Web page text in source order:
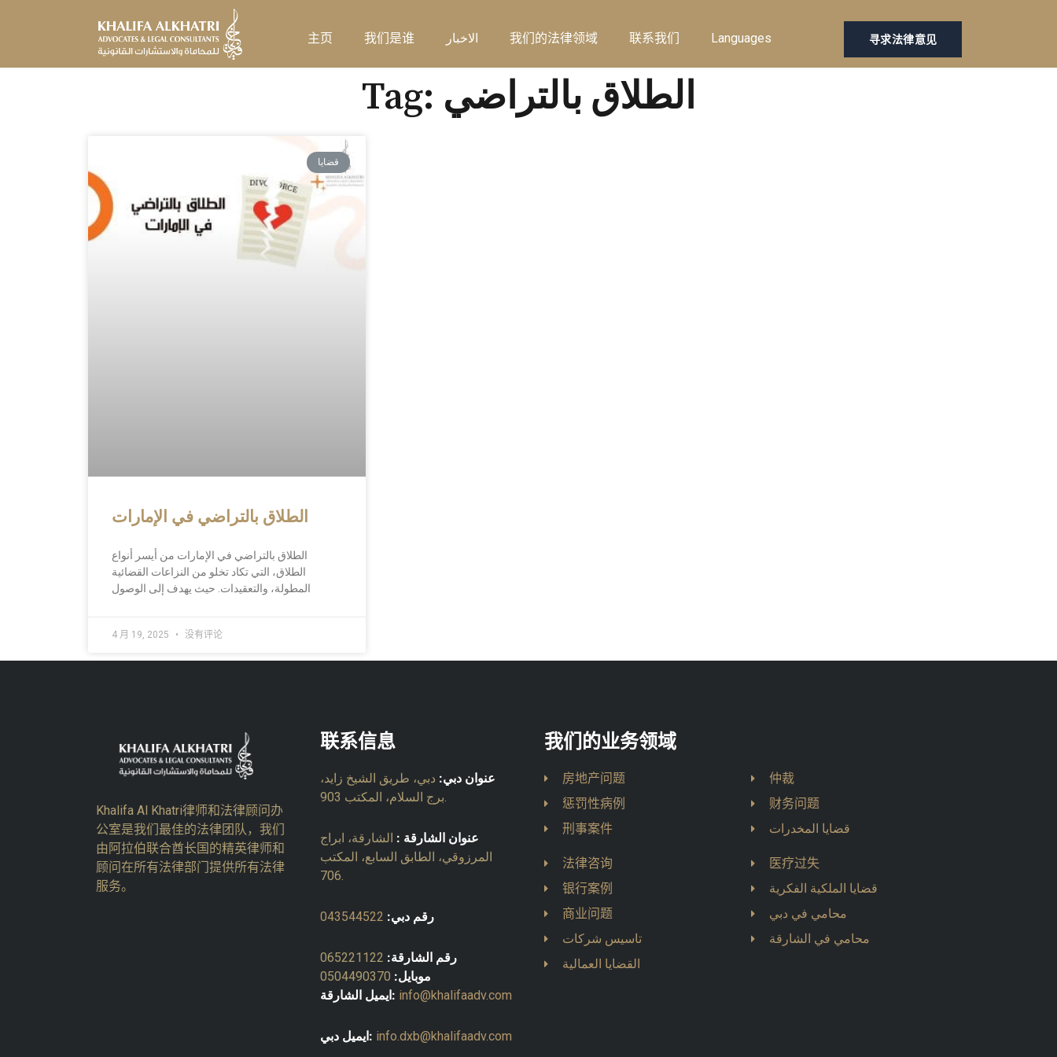
容
主页 我们是谁 الاخبار 我们的法律领域 联系我们 Languages 寻求法律意见
Tag: الطلاق بالتراضي
قضايا
الطلاق بالتراضي في الإمارات
الطلاق بالتراضي في الإمارات من أيسر أنواع
الطلاق، التي تكاد تخلو من النزاعات القضائية
المطولة، والتعقيدات. حيث يهدف إلى الوصول
4 月 19, 2025 没有评论
Khalifa Al Khatri律师和法律顾问办
公室是我们最佳的法律团队，我们
由阿拉伯联合酋长国的精英律师和
顾问在所有法律部门提供所有法律
服务。
联系信息
عنوان دبي: دبي، طريق الشيخ زايد،
برج السلام، المكتب 903.
عنوان الشارقة : الشارقة، ابراج
المرزوقي، الطابق السابع، المكتب
706.
رقم دبي: 043544522
رقم الشارقة: 065221122
موبايل: 0504490370
ايميل الشارقة: info@khalifaadv.com
ايميل دبي: info.dxb@khalifaadv.com
我们的业务领域
房地产问题
惩罚性病例
刑事案件
法律咨询
银行案例
商业问题
تاسيس شركات
القضايا العمالية
仲裁
财务问题
قضايا المخدرات
医疗过失
قضايا الملكية الفكرية
محامي في دبي
محامي في الشارقة